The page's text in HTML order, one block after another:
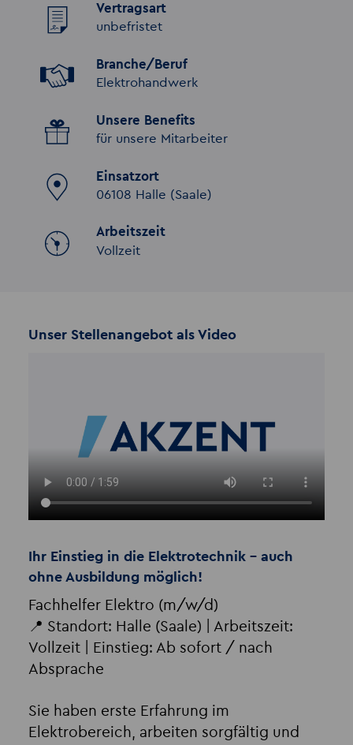
Vertragsart
unbefristet
Branche/Beruf
Elektrohandwerk
Unsere Benefits
für unsere Mitarbeiter
Einsatzort
06108 Halle (Saale)
Arbeitszeit
Vollzeit
Unser Stellenangebot als Video
Ihr Einstieg in die Elektrotechnik – auch
ohne Ausbildung möglich!
Fachhelfer Elektro (m/w/d)
📍 Standort: Halle (Saale) | Arbeitszeit:
Vollzeit | Einstieg: Ab sofort / nach
Absprache
Sie haben erste Erfahrung im
Elektrobereich, arbeiten sorgfältig und